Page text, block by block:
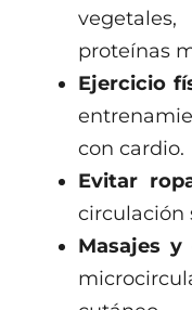
proteínas
Ejercicio
con cardio.
Evitar
circulación
Masajes y